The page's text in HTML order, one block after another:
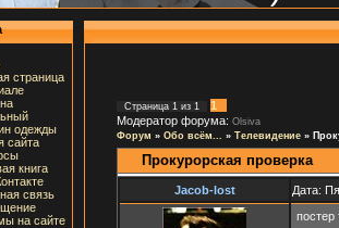
страница
одежды
сайта
книга
связь
на сайте
Страница 1 из 1
1
Модератор форума: Olsiva
Форум » Обо всём... » Телевидение »
Прокурорская проверка
Jacob-lost Дата:
постер